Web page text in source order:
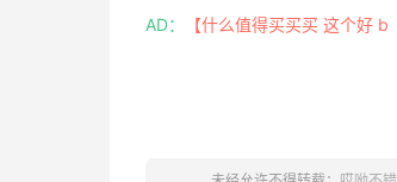
AD： 【什么值得买买买 这个好